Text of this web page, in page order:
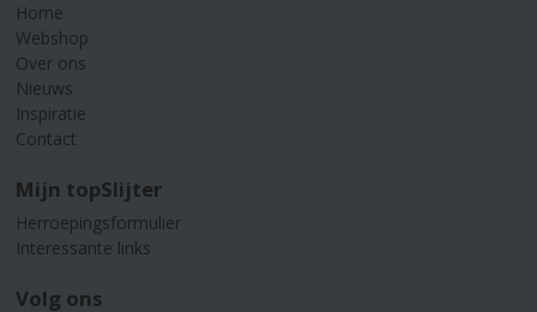
Home
Webshop
Over ons
Nieuws
Inspiratie
Contact
Mijn topSlijter
Herroepingsformulier
Interessante links
Volg ons